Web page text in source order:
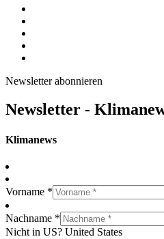
Newsletter abonnieren
Newsletter -
Klimanews
Vorname *
Nachname *
Nicht in US? United States